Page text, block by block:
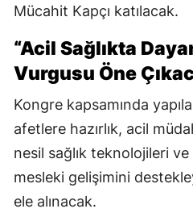
Mücahit Kapçı katılacak.
“Acil Sağlıkta
Vurgusu Öne
Kongre kapsamında
afetlere hazırlık, acil
nesil sağlık teknolojileri ve
mesleki gelişimini
ele alınacak.